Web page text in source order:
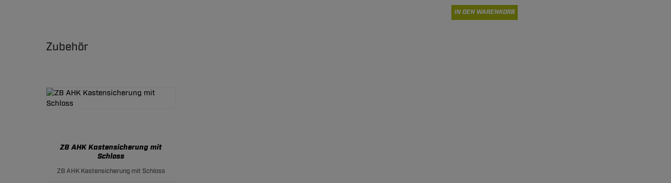
IN DEN WARENKORB
Zubehör
ZB AHK Kastensicherung mit
Schloss
ZB AHK Kastensicherung mit Schloss